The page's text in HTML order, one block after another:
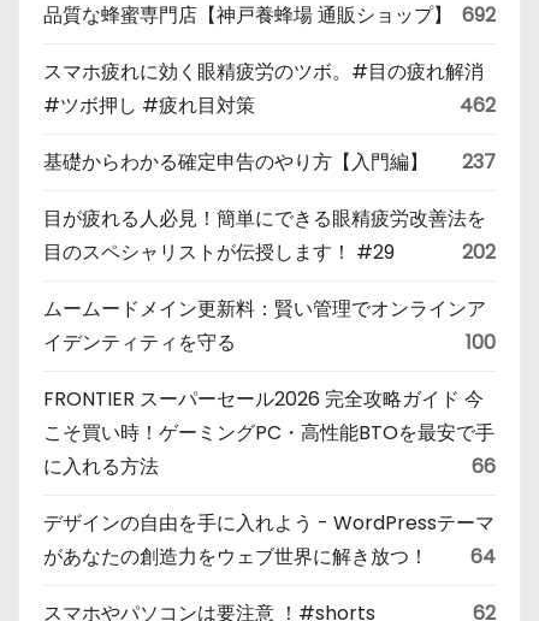
品質な蜂蜜専門店【神戸養蜂場 通販ショップ】
692
スマホ疲れに効く眼精疲労のツボ。#目の疲れ解消
#ツボ押し #疲れ目対策
462
基礎からわかる確定申告のやり方【入門編】 237
目が疲れる人必見！簡単にできる眼精疲労改善法を
目のスペシャリストが伝授します！ #29
202
ムームードメイン更新料：賢い管理でオンラインア
イデンティティを守る
100
FRONTIER スーパーセール2026 完全攻略ガイド 今
こそ買い時！ゲーミングPC・高性能BTOを最安で手
に入れる方法
66
デザインの自由を手に入れよう - WordPressテーマ
があなたの創造力をウェブ世界に解き放つ！
64
スマホやパソコンは要注意 ！#shorts 62